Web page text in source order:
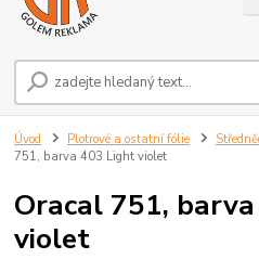
Úvod Plotrové a ostatní fólie
751, barva 403 Light violet
Oracal 751,
violet